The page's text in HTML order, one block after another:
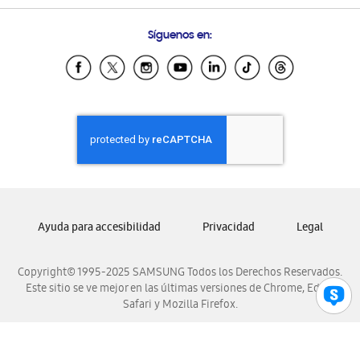
Samsung Ecuador
Samsung El Salvador
Samsung Honduras
Samsung Nicaragua
Samsung Panamá
Samsung Venezuela
Síguenos en:
Copyright© 1995-2025 SAMSUNG Todos los Derechos Reservados.
Este sitio se ve mejor en las últimas versiones de Chrome, Edge,
Safari y Mozilla Firefox.
Ayuda para accesibilidad Privacidad Legal